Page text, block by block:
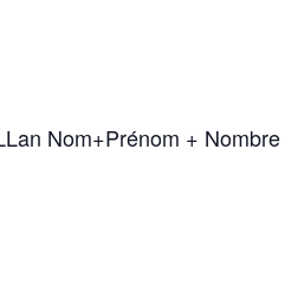
Nom+Prénom + Nombre